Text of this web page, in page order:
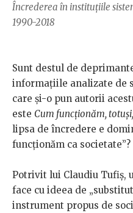
Încrederea în instituțiile
1990-2018
Sunt destul de
informațiile analizate de
care și-o pun autorii
este Cum funcționăm,
lipsa de încredere e
funcționăm ca societate”?
Potrivit lui Claudiu Tufiș,
face cu ideea de
instrument propus de